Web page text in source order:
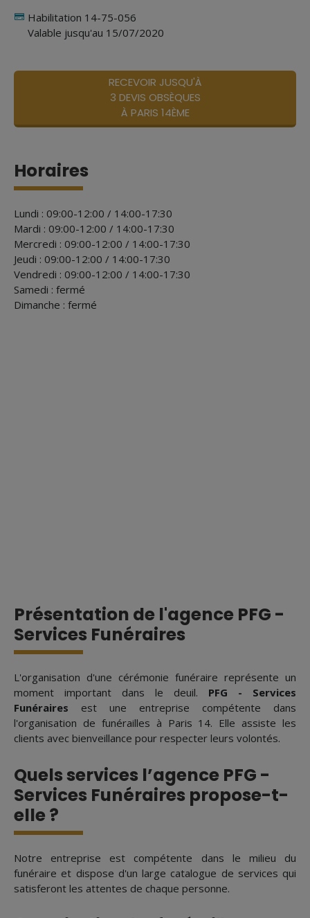
Habilitation 14-75-056
Valable jusqu'au 15/07/2020
RECEVOIR JUSQU'À
3 DEVIS OBSÈQUES
À PARIS 14ÈME
Horaires
Lundi : 09:00-12:00 / 14:00-17:30
Mardi : 09:00-12:00 / 14:00-17:30
Mercredi : 09:00-12:00 / 14:00-17:30
Jeudi : 09:00-12:00 / 14:00-17:30
Vendredi : 09:00-12:00 / 14:00-17:30
Samedi : fermé
Dimanche : fermé
Présentation de l'agence PFG -
Services Funéraires
L'organisation d'une cérémonie funéraire représente un
moment important dans le deuil. PFG - Services
Funéraires est une entreprise compétente dans
l'organisation de funérailles à Paris 14. Elle assiste les
clients avec bienveillance pour respecter leurs volontés.
Quels services l’agence PFG -
Services Funéraires propose-t-
elle ?
Notre entreprise est compétente dans le milieu du
funéraire et dispose d'un large catalogue de services qui
satisferont les attentes de chaque personne.